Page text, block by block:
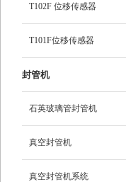
T102F 位移传感器
T101F位移传感器
封管机
石英玻璃管封管机
真空封管机
真空封管机系统